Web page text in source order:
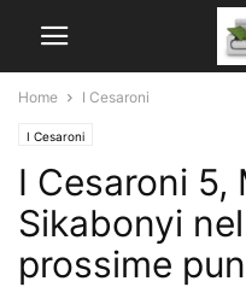
Home I Cesaroni
I Cesaroni
I Cesaroni 5,
Sikabonyi
prossime